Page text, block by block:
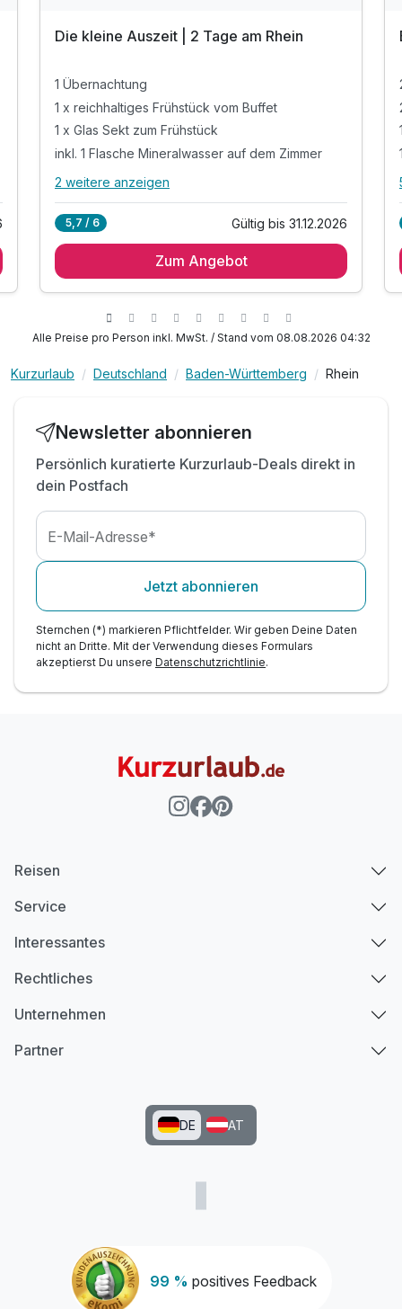
Die kleine Auszeit | 2 Tage am Rhein
1 Übernachtung
1 x reichhaltiges Frühstück vom Buffet
1 x Glas Sekt zum Frühstück
inkl. 1 Flasche Mineralwasser auf dem Zimmer
Alle Inklusivleistungen
1 x reichhaltiges Frühstück vom Buffet
inkl. Parkplatz
2 weitere anzeigen
5,7 / 6 Gültig bis 31.12.2026
Zum Angebot
Alle Preise pro Person inkl. MwSt. / Stand vom 08.08.2026 04:32
Kurzurlaub Deutschland Baden-Württemberg Rhein
Newsletter abonnieren
Persönlich kuratierte Kurzurlaub-Deals direkt in
dein Postfach
E-Mail-Adresse*
Jetzt abonnieren
Sternchen (*) markieren Pflichtfelder. Wir geben Deine Daten
nicht an Dritte. Mit der Verwendung dieses Formulars
akzeptierst Du unsere Datenschutzrichtlinie.
99 % positives Feedback
Reisen
Service
Interessantes
Rechtliches
Unternehmen
Partner
DE AT